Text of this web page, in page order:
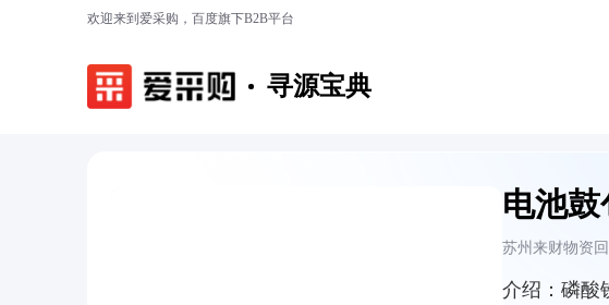
欢迎来到爱采购，百度旗下B2B平台
寻源宝典
电池
苏州来财物资
介绍： 磷酸